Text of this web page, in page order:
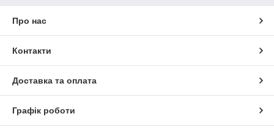
Про нас
Контакти
Доставка та оплата
Графік роботи